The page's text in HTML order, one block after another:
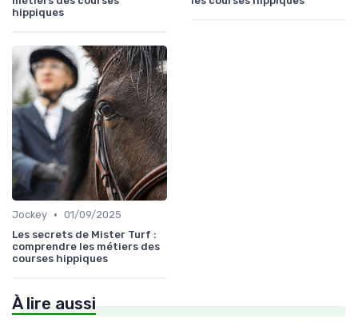
hippiques
Jockey • 01/09/2025
Les secrets de Mister Turf :
comprendre les métiers des
courses hippiques
À lire aussi